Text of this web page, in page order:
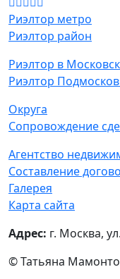
Риэлтор метро
Риэлтор район
Риэлтор в
Риэлтор
Округа
Сопровождение
Агентство
Составление
Галерея
Карта сайта
Адрес: г. Москва,
© Татьяна